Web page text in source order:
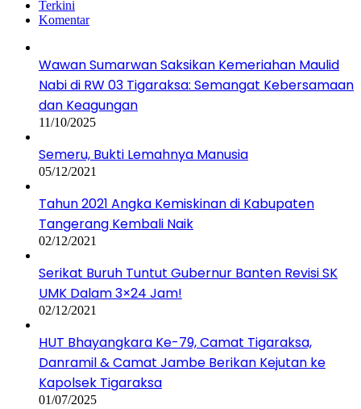
Terkini
Komentar
Wawan Sumarwan Saksikan Kemeriahan Maulid
Nabi di RW 03 Tigaraksa: Semangat Kebersamaan
dan Keagungan
11/10/2025
Semeru, Bukti Lemahnya Manusia
05/12/2021
Tahun 2021 Angka Kemiskinan di Kabupaten
Tangerang Kembali Naik
02/12/2021
Serikat Buruh Tuntut Gubernur Banten Revisi SK
UMK Dalam 3×24 Jam!
02/12/2021
HUT Bhayangkara Ke-79, Camat Tigaraksa,
Danramil & Camat Jambe Berikan Kejutan ke
Kapolsek Tigaraksa
01/07/2025